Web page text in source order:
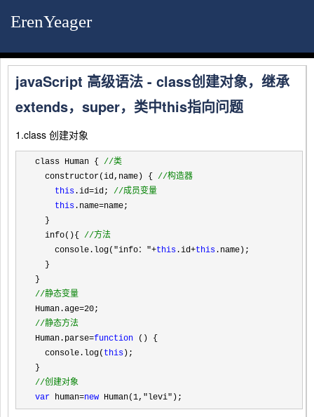
ErenYeager
javaScript 高级语法 - class创建对象，继承
extends，super，类中this指向问题
1.class 创建对象
class Human { //类
  constructor(id,name) {
//构造器
this .id=id; //成员变量
this .name=name;
  }
  info(){
//方法
    console.log("info："+
this .id+this .name);
  }
//静态变量
Human.age=20
//静态方法
Human.parse=function () {
  console.log(
this );
//创建对象
var human=new Human(1,"levi");